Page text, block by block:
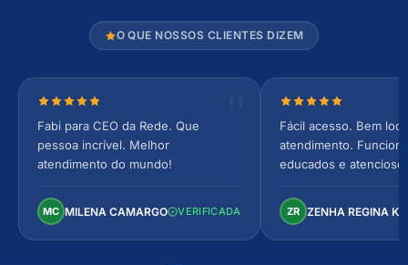
O QUE NOSSOS CLIENTES DIZEM
Nota 5 de 5 estrelas
Fabi para CEO da Rede. Que
pessoa incrível. Melhor
atendimento do mundo!
MC MILENA CAMARGO VERIFICADA
Nota 5 de 5
Fácil acesso. Bem
atendimento.
educados e
Perfeito!
ZR ZENHA REGINA